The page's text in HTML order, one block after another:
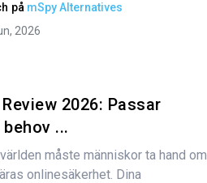
länk
på mSpy Alternatives
2026
2026: Passar
...
måste människor ta hand om
onlinesäkerhet. Dina